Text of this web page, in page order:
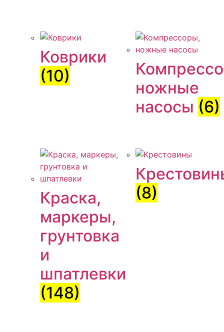
Коврики
(10)
ножные
насосы (6)
Краска,
маркеры,
грунтовка
и
шпатлевки
(148)
(8)